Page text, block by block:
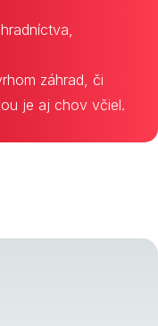
záhrad, či
je aj chov včiel.